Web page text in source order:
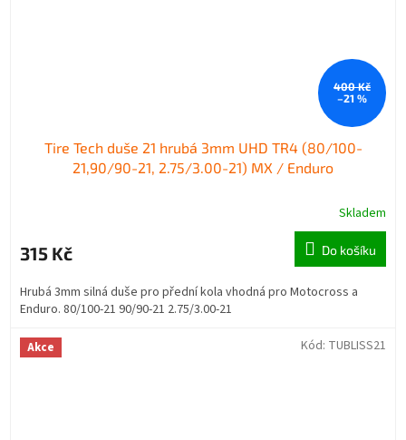
400 Kč
–21 %
Tire Tech duše 21 hrubá 3mm UHD TR4 (80/100-
21,90/90-21, 2.75/3.00-21) MX / Enduro
Skladem
315 Kč Do košíku
Hrubá 3mm silná duše pro přední kola vhodná pro Motocross a
Enduro. 80/100-21 90/90-21 2.75/3.00-21
Akce Kód: TUBLISS21